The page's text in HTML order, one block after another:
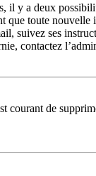
y a deux
toute
suivez ses
contactez
de